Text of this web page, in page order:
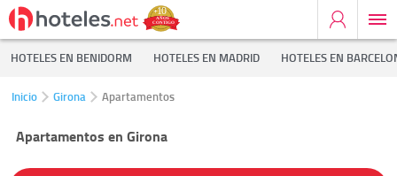
HOTELES EN BENIDORM HOTELES EN MADRID HOTELES EN
Inicio Girona Apartamentos
Apartamentos en Girona